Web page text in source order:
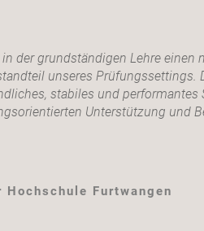
der grundständigen Lehre
unseres
stabiles und
Unterstützung und
Furtwangen